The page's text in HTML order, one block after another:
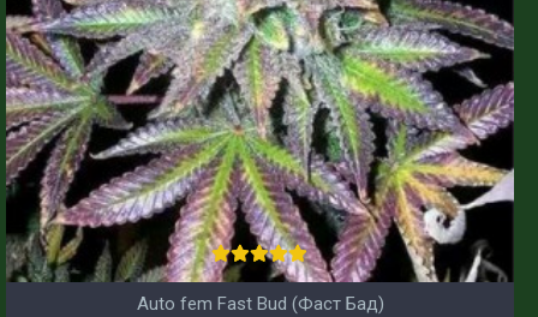
Auto fem Fast Bud (Фаст Бад)